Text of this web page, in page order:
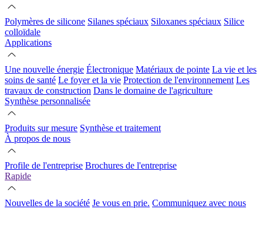
Polymères de silicone Silanes spéciaux Siloxanes spéciaux Silice
colloïdale
Applications
Une nouvelle énergie Électronique Matériaux de pointe La vie et les
soins de santé Le foyer et la vie Protection de l'environnement Les
travaux de construction Dans le domaine de l'agriculture
Synthèse personnalisée
Produits sur mesure Synthèse et traitement
À propos de nous
Profile de l'entreprise Brochures de l'entreprise
Rapide
Nouvelles de la société Je vous en prie. Communiquez avec nous